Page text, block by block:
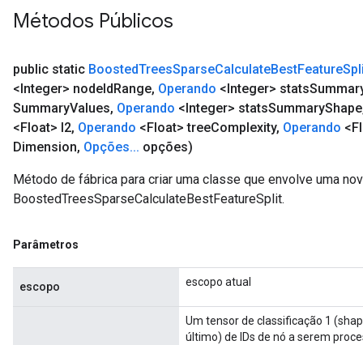
Métodos Públicos
public static BoostedTreesSparseCalculateBestFeature
<Integer> nodeIdRange, Operando <Integer> stats
SummaryValues, Operando <Integer> statsSummaryShape
<Float> l2, Operando <Float> treeComplexity, Operando
Dimension, Opções... opções)
Método de fábrica para criar uma classe que envolve uma
BoostedTreesSparseCalculateBestFeatureSplit.
Parâmetros
escopo escopo atual
Um tensor de classificação 1
último) de IDs de nó a serem